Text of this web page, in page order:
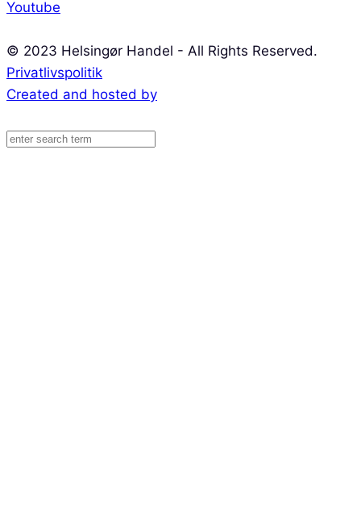
Youtube
© 2023 Helsingør Handel - All Rights Reserved.
Privatlivspolitik
Created and hosted by